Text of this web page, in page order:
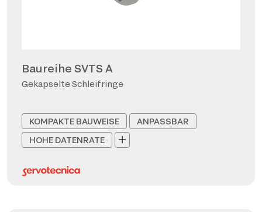
Baureihe SVTS A
Gekapselte Schleifringe
KOMPAKTE BAUWEISE
ANPASSBAR
HOHE DATENRATE